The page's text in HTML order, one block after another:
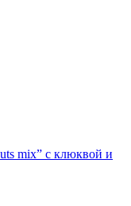
mix” с клюквой и